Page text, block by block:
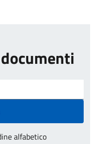
alfabetico